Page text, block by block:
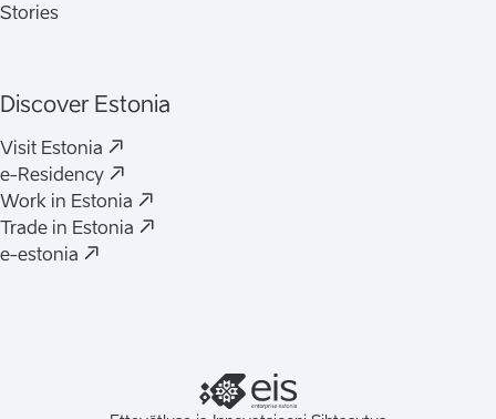
Stories
Discover Estonia
Visit Estonia (
e-Residency
(
Work in Estonia
(
Trade in Estonia
(
e-estonia
(